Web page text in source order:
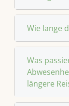
Wie lange
Was
längere